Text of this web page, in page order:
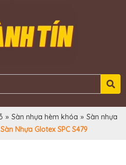
» Sàn nhựa hèm khóa » Sàn nhựa
Sàn Nhựa Glotex SPC S479